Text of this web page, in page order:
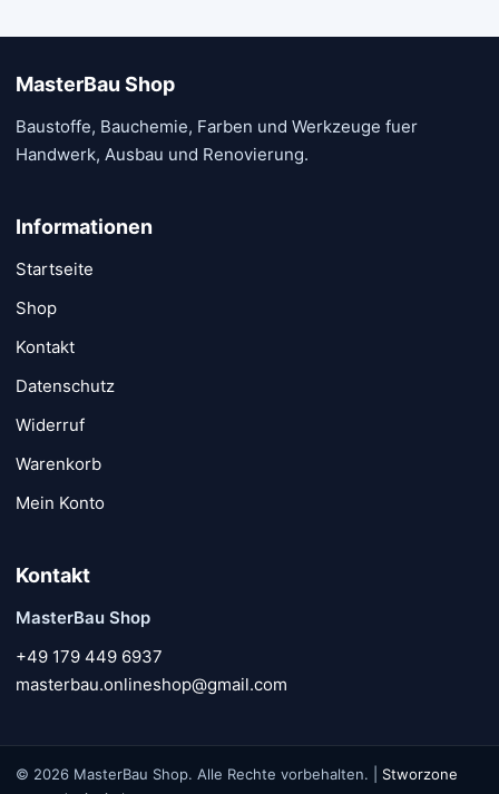
MasterBau Shop
Baustoffe, Bauchemie, Farben und Werkzeuge fuer
Handwerk, Ausbau und Renovierung.
Informationen
Startseite
Shop
Kontakt
Datenschutz
Widerruf
Warenkorb
Mein Konto
Kontakt
MasterBau Shop
+49 179 449 6937
masterbau.onlineshop@gmail.com
© 2026 MasterBau Shop. Alle Rechte vorbehalten. | Stworzone